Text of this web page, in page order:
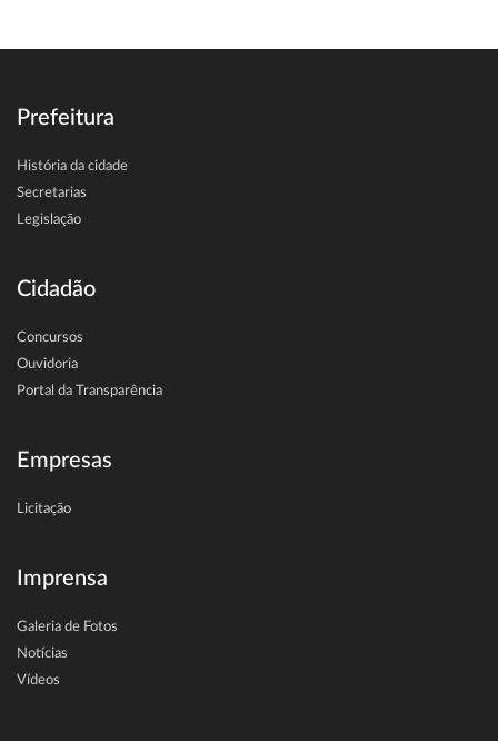
Prefeitura
História da cidade
Secretarias
Legislação
Cidadão
Concursos
Ouvidoria
Portal da Transparência
Empresas
Licitação
Imprensa
Galeria de Fotos
Notícias
Vídeos